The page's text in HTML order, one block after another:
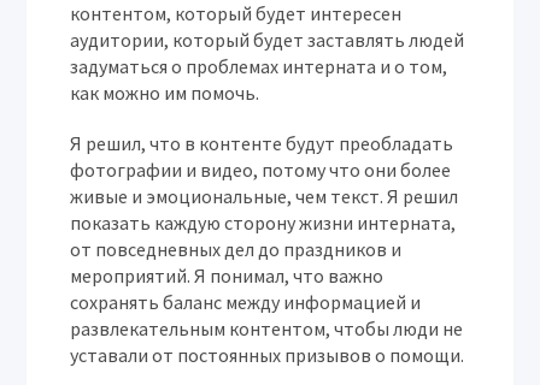
контентом, который будет интересен
аудитории, который будет заставлять людей
задуматься о проблемах интерната и о том,
как можно им помочь.
Я решил, что в контенте будут преобладать
фотографии и видео, потому что они более
живые и эмоциональные, чем текст. Я решил
показать каждую сторону жизни интерната,
от повседневных дел до праздников и
мероприятий. Я понимал, что важно
сохранять баланс между информацией и
развлекательным контентом, чтобы люди не
уставали от постоянных призывов о помощи.